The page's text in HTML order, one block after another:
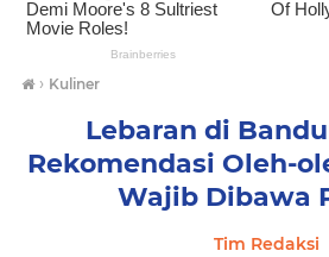
› Kuliner
Lebaran di
Rekomendasi Oleh-
Wajib Dibawa
Tim Redaksi